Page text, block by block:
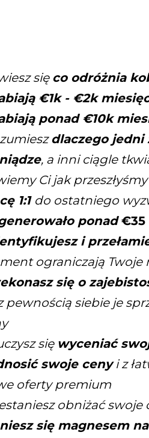
się co odróżnia
€1k - €2k
ponad €10k
dlaczego jedni
, a inni ciągle
Ci jak
1:1 do ostatniego
ponad€35
i
ograniczają Twoje
się o
pewnością siebie je
się wyceniać
swoje cenyi z
oferty premium
obniżać swoje
się magnesem